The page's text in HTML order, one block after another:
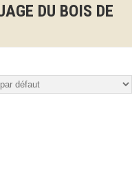
DU BOIS DE